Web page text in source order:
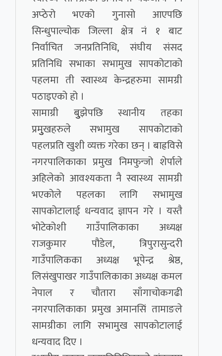
अप्ठेरो भएको गुनासो आएपछि
सिन्धुपाल्चोक जिल्ला क्षेत्र नं १ बाट
निर्वाचित जनप्रतिनिधि, संघीय संसद
प्रतिनिधि सभाका सभामुख सापकोटाको
पहलमा ती स्वास्थ्य केन्द्रहरुमा सामग्री
पठाइएको हो ।
सामाग्री बुुझेपछि स्थानीय तहका
प्रमुुखहरुले सभामुख सापकोटाको
पहलप्रति खुशी व्यक्त गरेका छन् । बाह्रविसे
नगरपालिकाका प्रमुख निमफुन्जो शेर्पाले
अहिलेको आवश्यकता नै स्वास्थ्य सामग्री
भएकोले पहलका लागि सभामुख
सापकोटालाई धन्यवाद ज्ञापन गरे । यस्तै
भोटेकोशी गाउँपालिकाका अध्यक्ष
राजकुमार पौडेल, त्रिपुरासुन्दरी
गाउँपालिकका अध्यक्ष भूपेन्द्र श्रेष्ठ,
लिसंखुपाखर गाउँपालिकाका अध्यक्ष कमल
नेपाल र चौतारा साँगाचोकगढी
नगरपालिकाका प्रमुख अमानसिं तामाङले
सामग्रीका लागि सभामुख सापकोटालाई
धन्यवाद दिए ।